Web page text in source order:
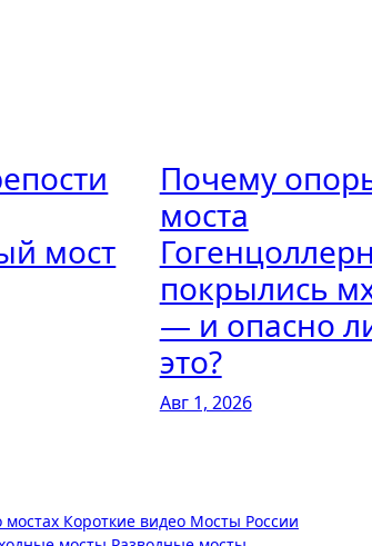
мост
Почему
моста
покрылись
— и опасно
это?
Авг 1, 2026
мостах Короткие видео Мосты России